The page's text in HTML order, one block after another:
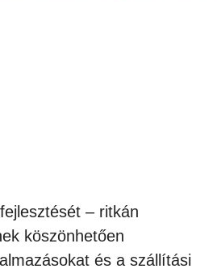
– ritkán
köszönhetően
és a szállítási